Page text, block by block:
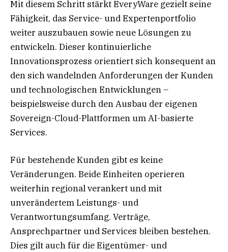
Mit diesem Schritt stärkt EveryWare gezielt seine
Fähigkeit, das Service- und Expertenportfolio
weiter auszubauen sowie neue Lösungen zu
entwickeln. Dieser kontinuierliche
Innovationsprozess orientiert sich konsequent an
den sich wandelnden Anforderungen der Kunden
und technologischen Entwicklungen –
beispielsweise durch den Ausbau der eigenen
Sovereign-Cloud-Plattformen um AI-basierte
Services.
Für bestehende Kunden gibt es keine
Veränderungen. Beide Einheiten operieren
weiterhin regional verankert und mit
unverändertem Leistungs- und
Verantwortungsumfang. Verträge,
Ansprechpartner und Services bleiben bestehen.
Dies gilt auch für die Eigentümer- und